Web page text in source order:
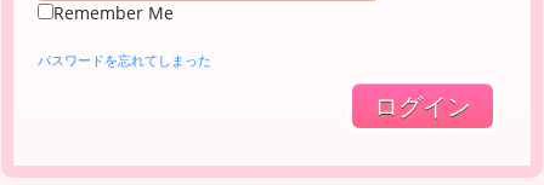
Remember Me
パスワードを忘れてしまった